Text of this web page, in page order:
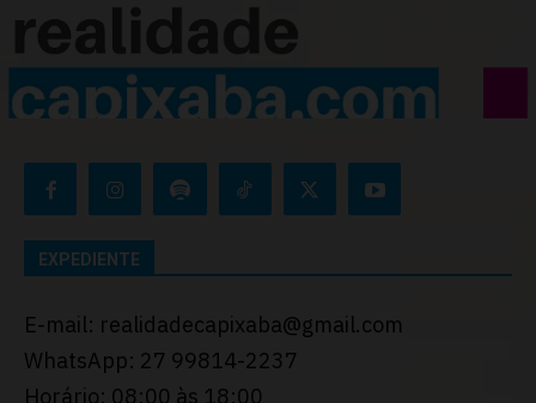
EXPEDIENTE
E-mail: realidadecapixaba@gmail.com
WhatsApp: 27 99814-2237
Horário: 08:00 às 18:00